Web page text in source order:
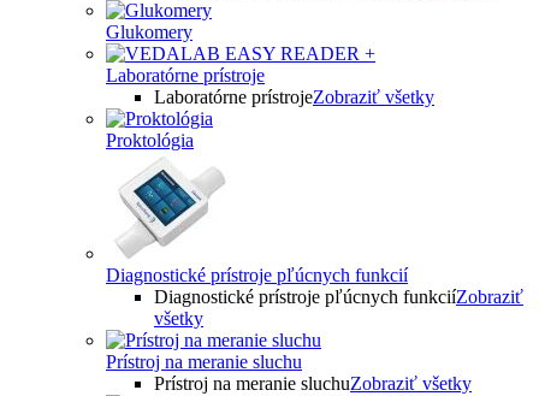
Glukomery
Laboratórne prístroje
Laboratórne prístrojeZobraziť všetky
Proktológia
Diagnostické prístroje pľúcnych funkcií
Diagnostické prístroje pľúcnych funkciíZobraziť
všetky
Prístroj na meranie sluchu
Prístroj na meranie sluchuZobraziť všetky